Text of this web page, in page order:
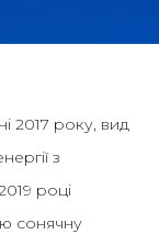
2017 року, вид
з
році
сонячну